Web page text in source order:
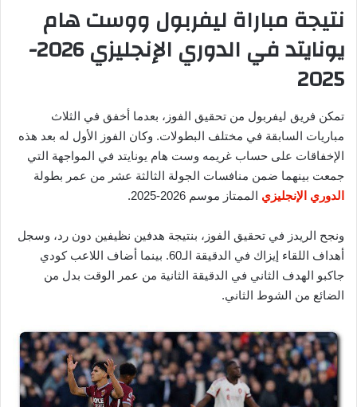
نتيجة مباراة ليفربول ووست هام
يونايتد في الدوري الإنجليزي 2026-
2025
تمكن فريق ليفربول من تحقيق الفوز، بعدما أخفق في الثلاث
مباريات السابقة في مختلف البطولات. وكان الفوز الأول له بعد هذه
الإخفاقات على حساب غريمه وست هام يونايتد في المواجهة التي
جمعت بينهما ضمن منافسات الجولة الثالثة عشر من عمر بطولة
الدوري الإنجليزي الممتاز موسم 2026-2025.
ونجح الريدز في تحقيق الفوز، بنتيجة هدفين نظيفين دون رد، وسجل
أهداف اللقاء إيزاك في الدقيقة الـ60. بينما أضاف اللاعب كودي
جاكبو الهدف الثاني في الدقيقة الثانية من عمر الوقت بدل من
الضائع من الشوط الثاني.